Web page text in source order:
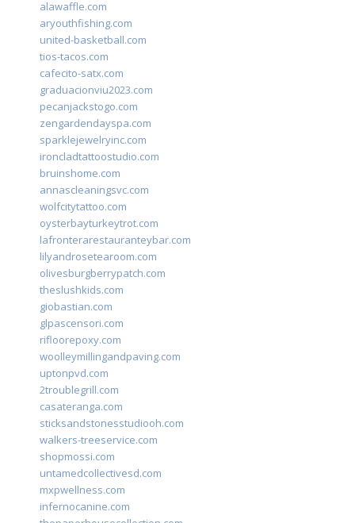
alawaffle.com
aryouthfishing.com
united-basketball.com
tios-tacos.com
cafecito-satx.com
graduacionviu2023.com
pecanjackstogo.com
zengardendayspa.com
sparklejewelryinc.com
ironcladtattoostudio.com
bruinshome.com
annascleaningsvc.com
wolfcitytattoo.com
oysterbayturkeytrot.com
lafronterarestauranteybar.com
lilyandrosetearoom.com
olivesburgberrypatch.com
theslushkids.com
giobastian.com
glpascensori.com
rifloorepoxy.com
woolleymillingandpaving.com
uptonpvd.com
2troublegrill.com
casateranga.com
sticksandstonesstudiooh.com
walkers-treeservice.com
shopmossi.com
untamedcollectivesd.com
mxpwellness.com
infernocanine.com